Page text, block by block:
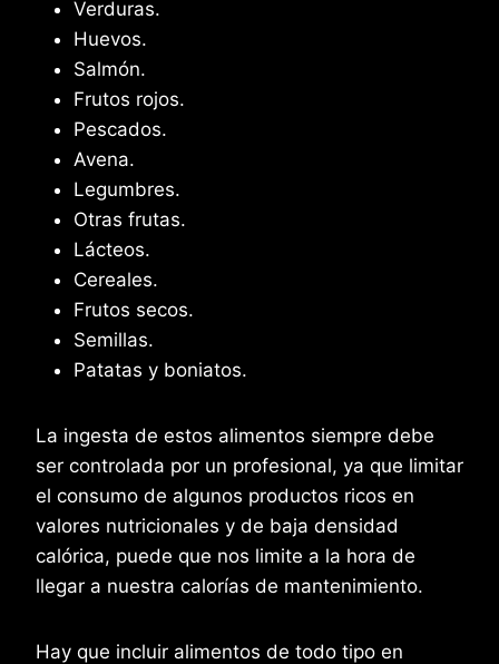
Verduras.
Huevos.
Salmón.
Frutos rojos.
Pescados.
Avena.
Legumbres.
Otras frutas.
Lácteos.
Cereales.
Frutos secos.
Semillas.
Patatas y boniatos.
La ingesta de estos alimentos siempre debe
ser controlada por un profesional, ya que limitar
el consumo de algunos productos ricos en
valores nutricionales y de baja densidad
calórica, puede que nos limite a la hora de
llegar a nuestra calorías de mantenimiento.
Hay que incluir alimentos de todo tipo en